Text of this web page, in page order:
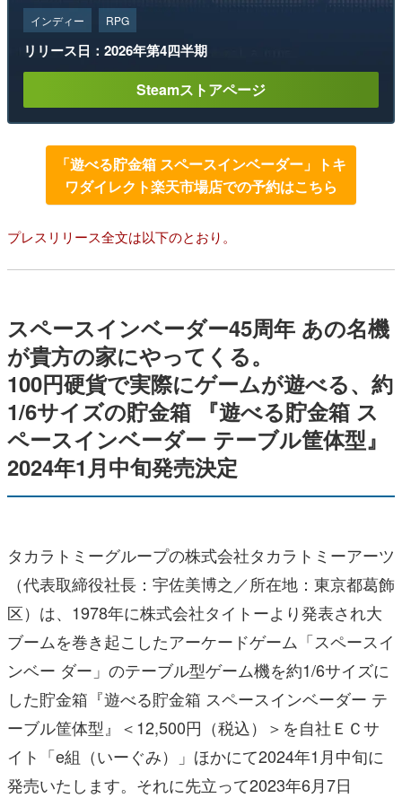
インディー RPG
リリース日：2026年第4四半期
Steamストアページ
「遊べる貯金箱 スペースインベーダー」トキ
ワダイレクト楽天市場店での予約はこちら
プレスリリース全文は以下のとおり。
スペースインベーダー45周年 あの名機
が貴方の家にやってくる。
100円硬貨で実際にゲームが遊べる、約
1/6サイズの貯金箱 『遊べる貯金箱 ス
ペースインベーダー テーブル筐体型』
2024年1月中旬発売決定
タカラトミーグループの株式会社タカラトミーアーツ
（代表取締役社長：宇佐美博之／所在地：東京都葛飾
区）は、1978年に株式会社タイトーより発表され大
ブームを巻き起こしたアーケードゲーム「スペースイ
ンベー ダー」のテーブル型ゲーム機を約1/6サイズに
した貯金箱『遊べる貯金箱 スペースインベーダー テ
ーブル筐体型』＜12,500円（税込）＞を自社ＥＣサ
イト「e組（いーぐみ）」ほかにて2024年1月中旬に
発売いたします。それに先立って2023年6月7日